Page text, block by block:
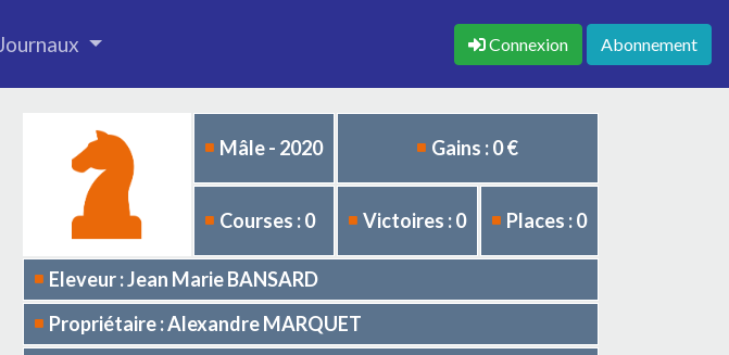
Journaux Connexion Abonnement
Mâle - 2020 Gains : 0 €
Courses : 0 Victoires : 0 Places : 0
Eleveur : Jean Marie BANSARD
Propriétaire : Alexandre MARQUET